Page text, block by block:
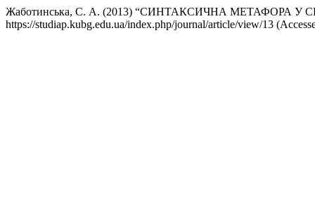
Жаботинська, С. А. (2013) “СИНТАКСИЧНА МЕТАФОРА У
https://studiap.kubg.edu.ua/index.php/journal/article/view/13